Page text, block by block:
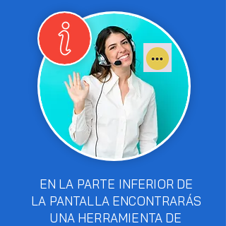
EN LA PARTE INFERIOR DE
LA PANTALLA ENCONTRARÁS
UNA HERRAMIENTA DE